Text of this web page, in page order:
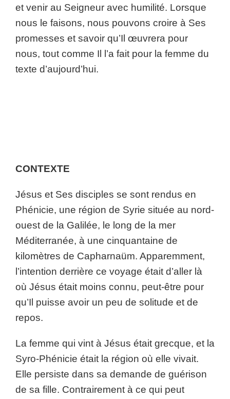
et venir au Seigneur avec humilité. Lorsque
nous le faisons, nous pouvons croire à Ses
promesses et savoir qu’Il œuvrera pour
nous, tout comme Il l’a fait pour la femme du
texte d’aujourd’hui.
CONTEXTE
Jésus et Ses disciples se sont rendus en
Phénicie, une région de Syrie située au nord-
ouest de la Galilée, le long de la mer
Méditerranée, à une cinquantaine de
kilomètres de Capharnaüm. Apparemment,
l’intention derrière ce voyage était d’aller là
où Jésus était moins connu, peut-être pour
qu’Il puisse avoir un peu de solitude et de
repos.
La femme qui vint à Jésus était grecque, et la
Syro-Phénicie était la région où elle vivait.
Elle persiste dans sa demande de guérison
de sa fille. Contrairement à ce qui peut